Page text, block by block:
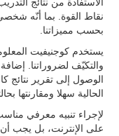
نقاط القوة. بما أنّه
بحسب مميزاتنا.
يستخدم كوجنيفيت
والتكيّف لضروراتنا.
الوصول إلى تقرير نتائج
الحالية سهلا ومقارنتها
لإجراء تنبيه معرفي
على الإنترنت، بل يجب